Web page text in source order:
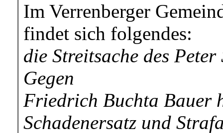
Im Verrenberger
findet sich folgendes:
die Streitsache des
Gegen
Friedrich Buchta Bauer
Schadenersatz und